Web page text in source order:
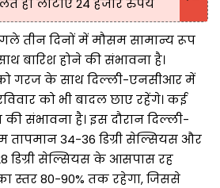
तीन दिनों में मौसम सामान्य रूप
बारिश होने की संभावना है।
गरज के साथ दिल्ली-एनसीआर में
को भी बादल छाए रहेंगे। कई
संभावना है। इस दौरान दिल्ली-
34-36 डिग्री सेल्सियस और
डिग्री सेल्सियस के आसपास रह
स्तर 80-90% तक रहेगा, जिससे